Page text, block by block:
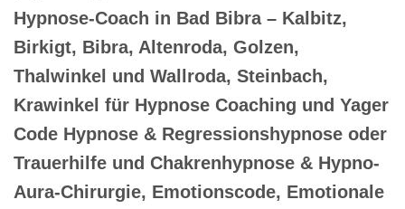
Hypnose-Coach in Bad Bibra – Kalbitz,
Birkigt, Bibra, Altenroda, Golzen,
Thalwinkel und Wallroda, Steinbach,
Krawinkel für Hypnose Coaching und Yager
Code Hypnose & Regressionshypnose oder
Trauerhilfe und Chakrenhypnose & Hypno-
Aura-Chirurgie, Emotionscode, Emotionale